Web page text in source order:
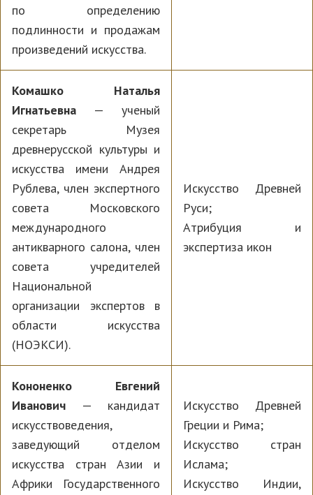
по определению
подлинности и продажам
произведений искусства.
Комашко Наталья
Игнатьевна — ученый
секретарь Музея
древнерусской культуры и
искусства имени Андрея
Рублева, член экспертного
совета Московского
международного
антикварного салона, член
совета учредителей
Национальной
организации экспертов в
области искусства
(НОЭКСИ).
Искусство Древней
Руси;
Атрибуция и
экспертиза икон
Кононенко Евгений
Иванович — кандидат
искусствоведения,
заведующий отделом
искусства стран Азии и
Африки Государственного
Искусство Древней
Греции и Рима;
Искусство стран
Ислама;
Искусство Индии,